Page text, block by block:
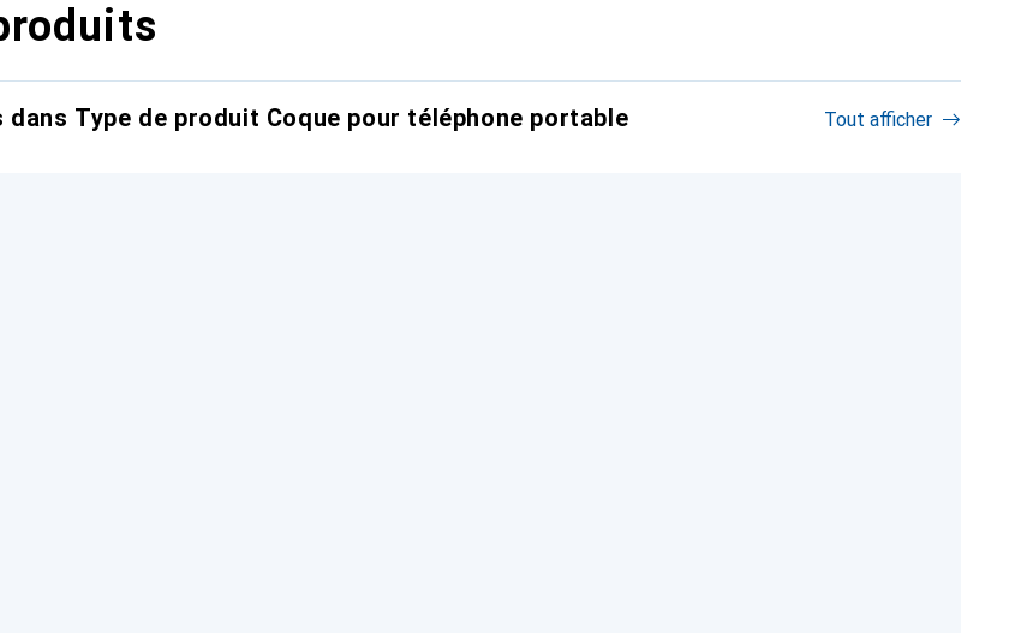
dans Type de produit Coque pour téléphone portable Tout afficher